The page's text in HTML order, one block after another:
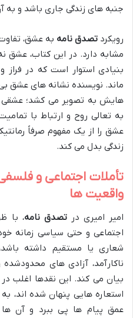
جنبه های زندگی جاری باشد و به
رویکرد تصدق نامه به عشق،
مشابه دارد. در این کتاب،
بنیادی استوار است که در فراز
ماند. نویسنده نشانه های عشق
هایش به تصویر می کشد؛ عشقی
به تعالی روح و ارتباط با
عشق را از یک مفهوم صرفاً
زندگی بدل می کند.
تأملات اجتماعی و
واقعیت ها
امیر امیری درتصدق نامه، با
اجتماعی و حتی سیاسی زمانه
شعاری یا مستقیم داشته
ناکارآمد، آزادی های
بیان می کند. این نقدها اغلب
استعاره هایی پنهان شده اند،
عمق پیام ها پی ببرد و آن